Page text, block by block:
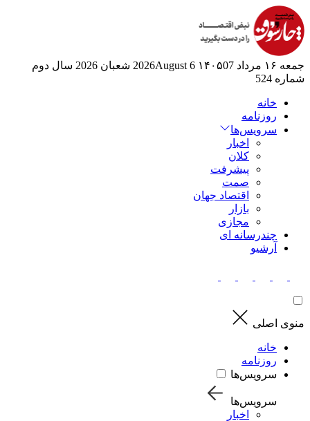
جمعه ۱۶ مرداد ۱۴۰۵ 07 2026August 6 شعبان 2026
سال دوم
شماره 524
خانه
روزنامه
سرویس‌ها
اخبار
کلان
پیشرفت
صمت
اقتصاد جهان
بازار
مجازی
چندرسانه ای
آرشیو
منوی اصلی
خانه
روزنامه
سرویس‌ها
سرویس‌ها
اخبار